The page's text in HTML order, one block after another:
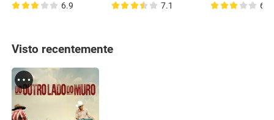
6.9 7.1 6.7
Visto recentemente